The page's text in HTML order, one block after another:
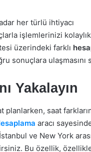
her türlü ihtiyacı
işlemlerinizi
üzerindeki farklı
sonuçlara ulaşmasını
Yakalayın
planlarken, saat
aracı
ve New York
Bu özellik,